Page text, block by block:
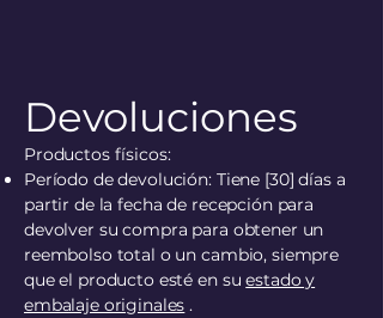
Devoluciones
Productos físicos:
Período de devolución: Tiene [30] días a
partir de la fecha de recepción para
devolver su compra para obtener un
reembolso total o un cambio, siempre
que el producto esté en suestado y
embalaje originales .